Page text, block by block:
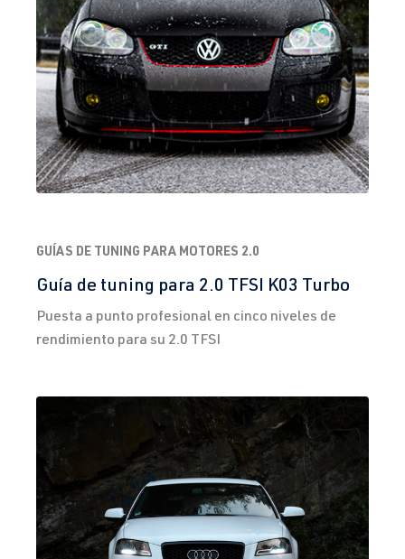
GUÍAS DE TUNING PARA MOTORES 2.0
Guía de tuning para 2.0 TFSI K03 Turbo
Puesta a punto profesional en cinco niveles de
rendimiento para su 2.0 TFSI